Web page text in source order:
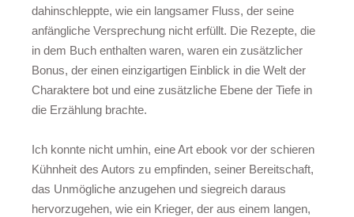
dahinschleppte, wie ein langsamer Fluss, der seine
anfängliche Versprechung nicht erfüllt. Die Rezepte, die
in dem Buch enthalten waren, waren ein zusätzlicher
Bonus, der einen einzigartigen Einblick in die Welt der
Charaktere bot und eine zusätzliche Ebene der Tiefe in
die Erzählung brachte.
Ich konnte nicht umhin, eine Art ebook vor der schieren
Kühnheit des Autors zu empfinden, seiner Bereitschaft,
das Unmögliche anzugehen und siegreich daraus
hervorzugehen, wie ein Krieger, der aus einem langen,